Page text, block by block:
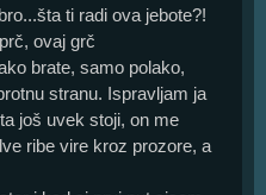
ti radi ova jebote?!
ovaj grč
brate, samo polako,
stranu. Ispravljam ja
još uvek stoji, on me
ribe vire kroz prozore, a